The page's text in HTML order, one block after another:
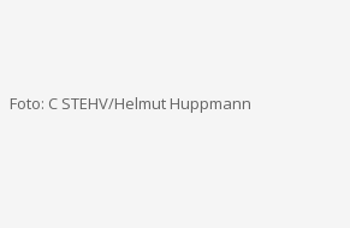
Foto: C STEHV/Helmut Huppmann